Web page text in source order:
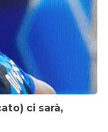
ci sarà,